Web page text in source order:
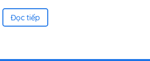
Đọc tiếp